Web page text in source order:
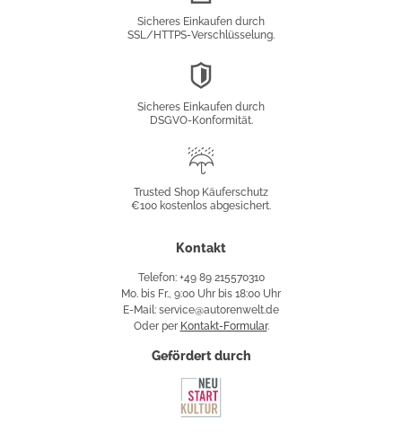
Sicheres Einkaufen durch
SSL/HTTPS-Verschlüsselung.
Sicheres Einkaufen durch
DSGVO-Konformität.
Käuferschutz
Trusted Shop Käuferschutz
€100 kostenlos abgesichert.
Kontakt
Telefon: +49 89 215570310
Mo. bis Fr., 9:00 Uhr bis 18:00 Uhr
E-Mail: service@autorenwelt.de
Oder per Kontakt-Formular.
Gefördert durch